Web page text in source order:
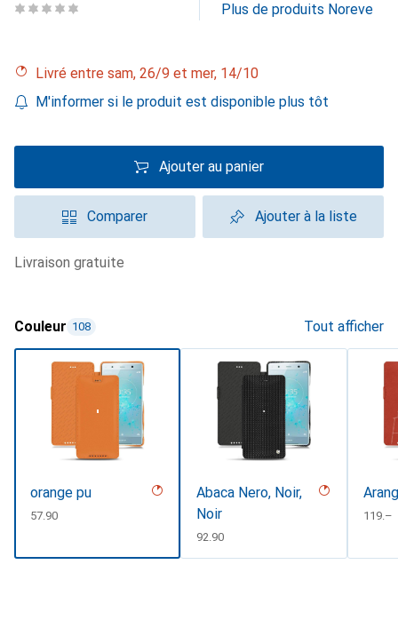
Plus de produits Noreve
Livré entre sam, 26/9 et mer, 14/10
M'informer si le produit est disponible plus tôt
Ajouter au panier
Comparer Ajouter à la liste
livraison gratuite
Couleur 108 Tout afficher
orange pu
CHF
57.90
Abaca Nero, Noir,
Noir
CHF
92.90
CHF
119.–